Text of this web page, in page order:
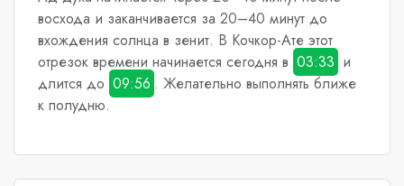
восхода и заканчивается за 20–40 минут до
вхождения солнца в зенит. В Кочкор-Атеэтот
отрезок времени начинается сегодня в 03:33 и
длится до 09:56 . Желательно выполнять ближе
к полудню.